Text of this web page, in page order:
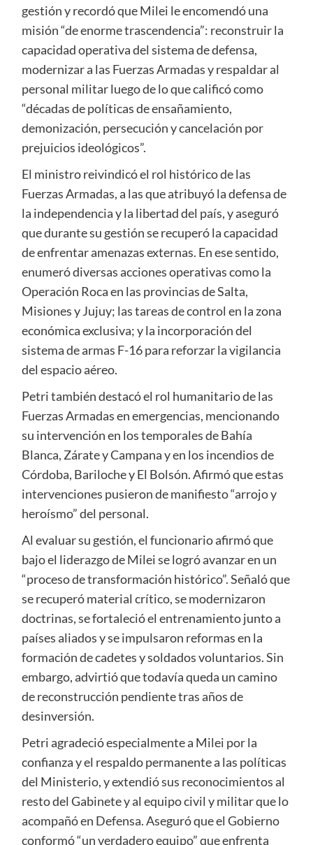
gestión y recordó que Milei le encomendó una
misión “de enorme trascendencia”: reconstruir la
capacidad operativa del sistema de defensa,
modernizar a las Fuerzas Armadas y respaldar al
personal militar luego de lo que calificó como
“décadas de políticas de ensañamiento,
demonización, persecución y cancelación por
prejuicios ideológicos”.
El ministro reivindicó el rol histórico de las
Fuerzas Armadas, a las que atribuyó la defensa de
la independencia y la libertad del país, y aseguró
que durante su gestión se recuperó la capacidad
de enfrentar amenazas externas. En ese sentido,
enumeró diversas acciones operativas como la
Operación Roca en las provincias de Salta,
Misiones y Jujuy; las tareas de control en la zona
económica exclusiva; y la incorporación del
sistema de armas F-16 para reforzar la vigilancia
del espacio aéreo.
Petri también destacó el rol humanitario de las
Fuerzas Armadas en emergencias, mencionando
su intervención en los temporales de Bahía
Blanca, Zárate y Campana y en los incendios de
Córdoba, Bariloche y El Bolsón. Afirmó que estas
intervenciones pusieron de manifiesto “arrojo y
heroísmo” del personal.
Al evaluar su gestión, el funcionario afirmó que
bajo el liderazgo de Milei se logró avanzar en un
“proceso de transformación histórico”. Señaló que
se recuperó material crítico, se modernizaron
doctrinas, se fortaleció el entrenamiento junto a
países aliados y se impulsaron reformas en la
formación de cadetes y soldados voluntarios. Sin
embargo, advirtió que todavía queda un camino
de reconstrucción pendiente tras años de
desinversión.
Petri agradeció especialmente a Milei por la
confianza y el respaldo permanente a las políticas
del Ministerio, y extendió sus reconocimientos al
resto del Gabinete y al equipo civil y militar que lo
acompañó en Defensa. Aseguró que el Gobierno
conformó “un verdadero equipo” que enfrenta